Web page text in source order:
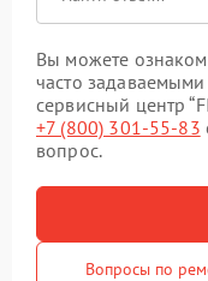
Вы можете
часто
сервисный центр
+7 (800) 301-55-83
вопрос.
Вопросы по